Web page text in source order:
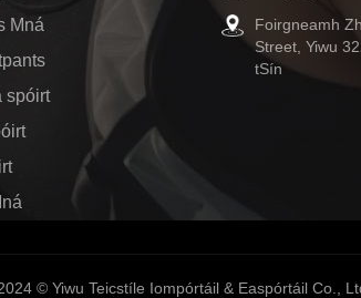
Mná
spóirt
Foirgneamh
Street, Yiwu
tSín
© Yiwu Teicstíle Iompórtáil & Easpórtáil Co.,